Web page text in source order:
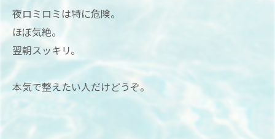
夜ロミロミは特に危険。
ほぼ気絶。
翌朝スッキリ。
本気で整えたい人だけどうぞ。